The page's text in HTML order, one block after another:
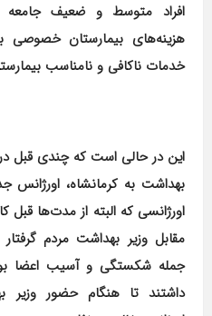
افراد متوسط و ضعیف
هزینه‌های بیمارستان خصوصی
خدمات ناکافی و نامناسب
این در حالی است که چندی قبل
بهداشت به کرمانشاه، اورژانس
اورژانسی که البته از مدت‌ها قبل
مقابل وزیر بهداشت مردم
جمله شکستگی و آسیب اعضا
داشتند تا هنگام حضور وزیر